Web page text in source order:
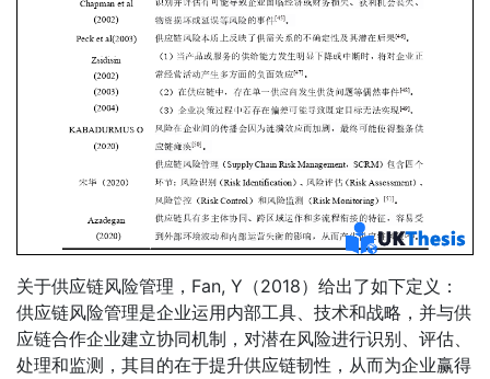
关于供应链风险管理，Fan, Y（2018）给出了如下定义：
供应链风险管理是企业运用内部工具、技术和战略，并与供
应链合作企业建立协同机制，对潜在风险进行识别、评估、
处理和监测，其目的在于提升供应链韧性，从而为企业赢得